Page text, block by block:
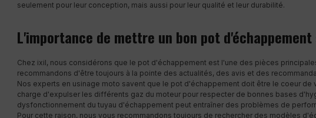
seulement pour leur conception, mais aussi pour leur qualité et leur durabilité.
L'importance de mettre un bon pot d'échappement
Chez ixil, nous considérons que le pot d'échappement est l'une des pièces
recommandons d'être toujours à la pointe des actualités, des avis et des
Nos experts en usinage moto savent que le pot d'échappement doit être le coeur de
charge d'expulser les différents gaz du moteur pour respecter de bonnes bases
dysfonctionnement du tuyau d'échappement peut entraîner des problèmes de
Pour cette raison, nous vous recommandons toujours de rechercher des modèles